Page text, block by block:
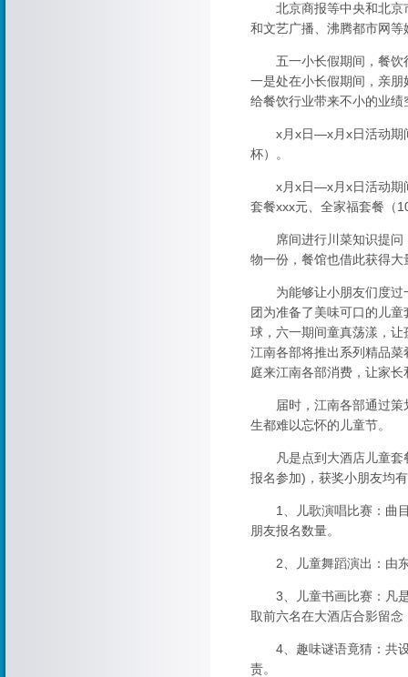
北京商报等中央和北京市
和文艺广播、沸腾都市网
五一小长假期间，餐饮行
一是处在小长假期间，亲
给餐饮行业带来不小的业绩
x月x日—x月x日活动期间
杯）。
x月x日—x月x日活动期间
套餐xxx元、全家福套餐（
席间进行川菜知识提问（
物一份，餐馆也借此获得
为能够让小朋友们度过一
团为准备了美味可口的儿
球，六一期间童真荡漾，让
江南各部将推出系列精品
庭来江南各部消费，让家
届时，江南各部通过策划
生都难以忘怀的儿童节。
凡是点到大酒店儿童套餐
报名参加)，获奖小朋友均
1、儿歌演唱比赛：曲目
朋友报名数量。
2、儿童舞蹈演出：由东
3、儿童书画比赛：凡是
取前六名在大酒店合影留念
4、趣味谜语竟猜：共设
责。